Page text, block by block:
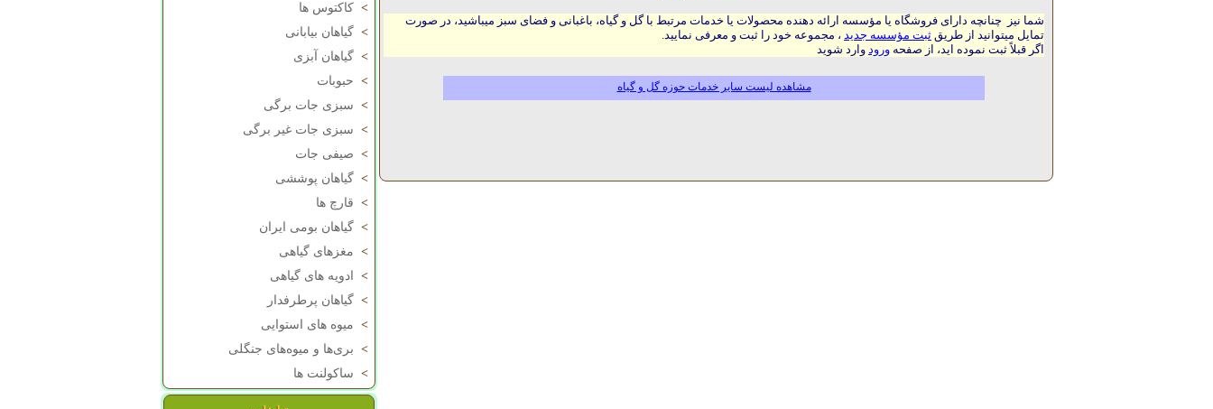
> کاکتوس ها
> گیاهان بیابانی
> گیاهان آبزی
> حبوبات
> سبزی جات برگی
> سبزی جات غیر برگی
> صیفی جات
> گیاهان پوششی
> قارچ ها
> گیاهان بومی ایران
> مغزهای گیاهی
>
ادویه های گیاهی
> گیاهان پرطرفدار
> میوه های استوایی
> بری‌ها و میوه‌های جنگلی
> ساکولنت ها
شما نیز چنانچه دارای فروشگاه یا مؤسسه ارائه دهنده محصولات یا خدمات مرتبط با گل و گیاه، باغبانی و فضای سبز میباشید، در صورت
تمایل میتوانید از طریق ثبت مؤسسه جدید ، مجموعه خود را ثبت و معرفی نمایید.
اگر قبلاً ثبت نموده اید، از صفحه ورود وارد شوید
مشاهده لیست سایر خدمات حوزه گل و گیاه